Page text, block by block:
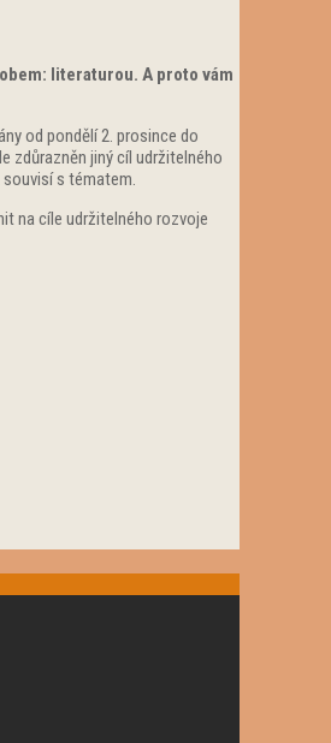
literaturou. A proto vám
od pondělí 2. prosince do
zdůrazněn jiný cíl udržitelného
s tématem.
na cíle udržitelného rozvoje